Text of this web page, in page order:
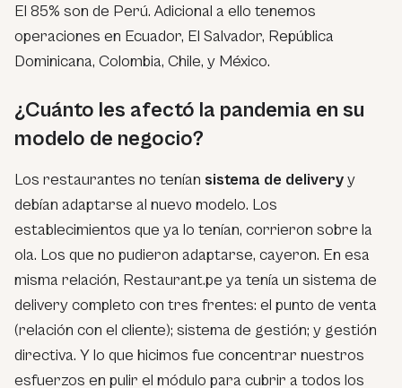
El 85% son de Perú. Adicional a ello tenemos
operaciones en Ecuador, El Salvador, República
Dominicana, Colombia, Chile, y México.
¿Cuánto les afectó la pandemia en su
modelo de negocio?
Los restaurantes no tenían sistema de deliveryy
debían adaptarse al nuevo modelo. Los
establecimientos que ya lo tenían, corrieron sobre la
ola. Los que no pudieron adaptarse, cayeron. En esa
misma relación, Restaurant.pe ya tenía un sistema de
delivery completo con tres frentes: el punto de venta
(relación con el cliente); sistema de gestión; y gestión
directiva. Y lo que hicimos fue concentrar nuestros
esfuerzos en pulir el módulo para cubrir a todos los